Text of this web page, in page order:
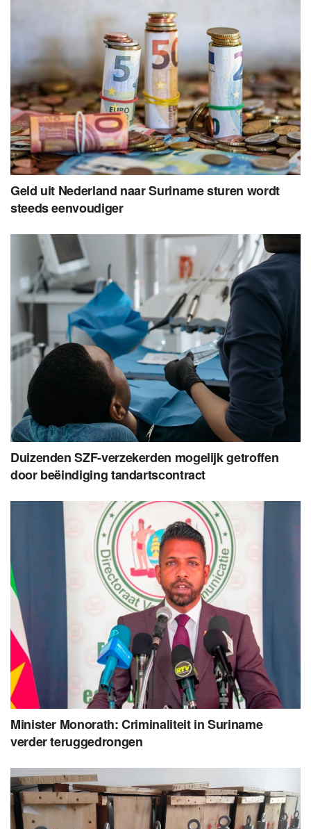
Geld uit Nederland naar Suriname sturen wordt
steeds eenvoudiger
Duizenden SZF-verzekerden mogelijk getroffen
door beëindiging tandartscontract
Minister Monorath: Criminaliteit in Suriname
verder teruggedrongen